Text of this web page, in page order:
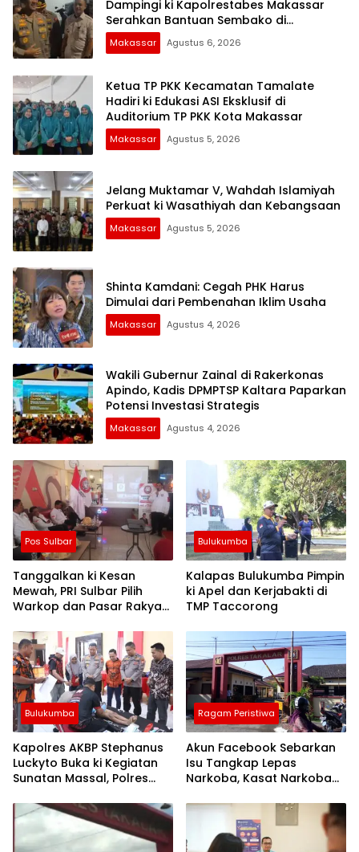
Dampingi ki Kapolrestabes Makassar
Serahkan Bantuan Sembako di
Bontoduri
Makassar Agustus 6, 2026
Ketua TP PKK Kecamatan Tamalate
Hadiri ki Edukasi ASI Eksklusif di
Auditorium TP PKK Kota Makassar
Makassar Agustus 5, 2026
Jelang Muktamar V, Wahdah Islamiyah
Perkuat ki Wasathiyah dan Kebangsaan
Makassar Agustus 5, 2026
Shinta Kamdani: Cegah PHK Harus
Dimulai dari Pembenahan Iklim Usaha
Makassar Agustus 4, 2026
Wakili Gubernur Zainal di Rakerkonas
Apindo, Kadis DPMPTSP Kaltara Paparkan
Potensi Investasi Strategis
Makassar Agustus 4, 2026
Pos Sulbar
Tanggalkan ki Kesan
Mewah, PRI Sulbar Pilih
Warkop dan Pasar Rakyat
Bulukumba
Kalapas Bulukumba Pimpin
ki Apel dan Kerjabakti di
TMP Taccorong
Bulukumba
Kapolres AKBP Stephanus
Luckyto Buka ki Kegiatan
Sunatan Massal, Polres
dengan Pemuda Pancasila
Ragam Peristiwa
Akun Facebook Sebarkan
Isu Tangkap Lepas
Narkoba, Kasat Narkoba
dan Fitnah